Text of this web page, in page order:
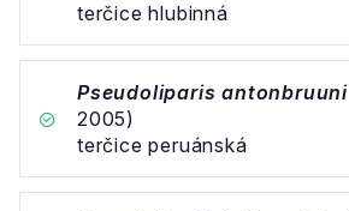
terčice hlubinná
Pseudoliparis antonbruuni
2005)
terčice peruánská